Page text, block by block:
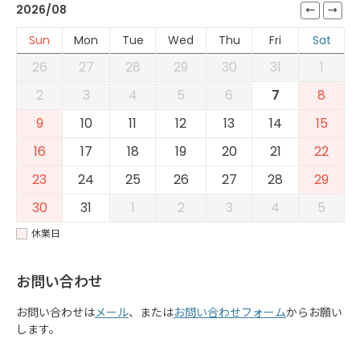
2026/08
Sun
Mon Tue Wed Thu Fri Sat
26 27 28 29 30 31
1
2
3 4 5 6 7
8
9
10 11 12 13 14
15
16
17 18 19 20 21
22
23
24 25 26 27 28
29
30
31 1 2 3 4 5
休業日
お問い合わせ
お問い合わせはメール、またはお問い合わせフォームからお願い
します。